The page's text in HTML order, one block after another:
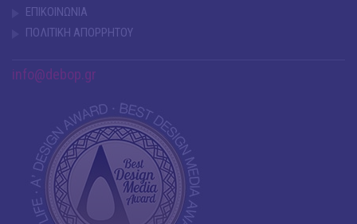
ΕΠΙΚΟΙΝΩΝΙΑ
ΠΟΛΙΤΙΚΗ ΑΠΟΡΡΗΤΟΥ
info@debop.gr